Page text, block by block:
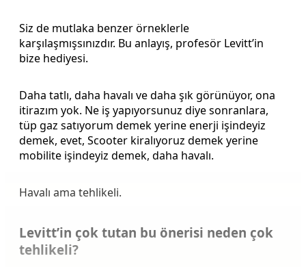
Siz de mutlaka benzer örneklerle
karşılaşmışsınızdır. Bu anlayış, profesör Levitt’in
bize hediyesi.
Daha tatlı, daha havalı ve daha şık görünüyor, ona
itirazım yok. Ne iş yapıyorsunuz diye sonranlara,
tüp gaz satıyorum demek yerine enerji işindeyiz
demek, evet, Scooter kiralıyoruz demek yerine
mobilite işindeyiz demek, daha havalı.
Havalı ama tehlikeli.
Levitt’in çok tutan bu önerisi neden çok
tehlikeli?